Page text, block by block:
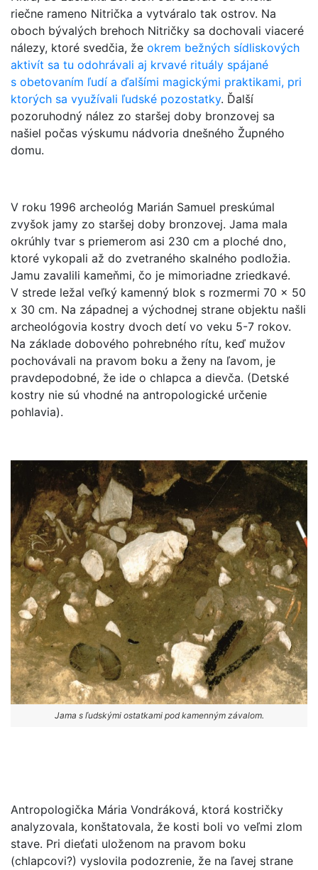
riečne rameno Nitrička a vytváralo tak ostrov. Na
oboch bývalých brehoch Nitričky sa dochovali viaceré
nálezy, ktoré svedčia, že okrem bežných sídliskových
aktivít sa tu odohrávali aj krvavé rituály spájané
s obetovaním ľudí a ďalšími magickými praktikami, pri
ktorých sa využívali ľudské pozostatky. Ďalší
pozoruhodný nález zo staršej doby bronzovej sa
našiel počas výskumu nádvoria dnešného Župného
domu.
V roku 1996 archeológ Marián Samuel preskúmal
zvyšok jamy zo staršej doby bronzovej. Jama mala
okrúhly tvar s priemerom asi 230 cm a ploché dno,
ktoré vykopali až do zvetraného skalného podložia.
Jamu zavalili kameňmi, čo je mimoriadne zriedkavé.
V strede ležal veľký kamenný blok s rozmermi 70 x 50
x 30 cm. Na západnej a východnej strane objektu našli
archeológovia kostry dvoch detí vo veku 5-7 rokov.
Na základe dobového pohrebného rítu, keď mužov
pochovávali na pravom boku a ženy na ľavom, je
pravdepodobné, že ide o chlapca a dievča. (Detské
kostry nie sú vhodné na antropologické určenie
pohlavia).
Jama s ľudskými ostatkami pod kamenným závalom.
Antropologička Mária Vondráková, ktorá kostričky
analyzovala, konštatovala, že kosti boli vo veľmi zlom
stave. Pri dieťati uloženom na pravom boku
(chlapcovi?) vyslovila podozrenie, že na ľavej strane